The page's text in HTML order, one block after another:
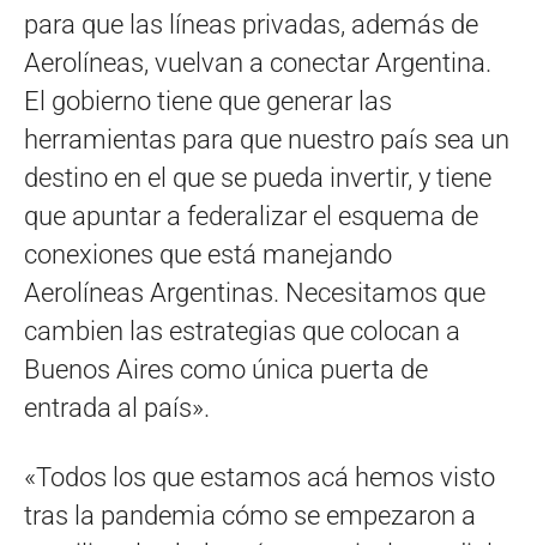
para que las líneas privadas, además de
Aerolíneas, vuelvan a conectar Argentina.
El gobierno tiene que generar las
herramientas para que nuestro país sea un
destino en el que se pueda invertir, y tiene
que apuntar a federalizar el esquema de
conexiones que está manejando
Aerolíneas Argentinas. Necesitamos que
cambien las estrategias que colocan a
Buenos Aires como única puerta de
entrada al país».
«Todos los que estamos acá hemos visto
tras la pandemia cómo se empezaron a